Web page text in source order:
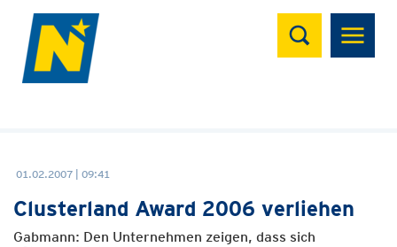
Suchen
01.02.2007 | 09:41
Clusterland Award 2006 verliehen
Gabmann: Den Unternehmen zeigen, dass sich